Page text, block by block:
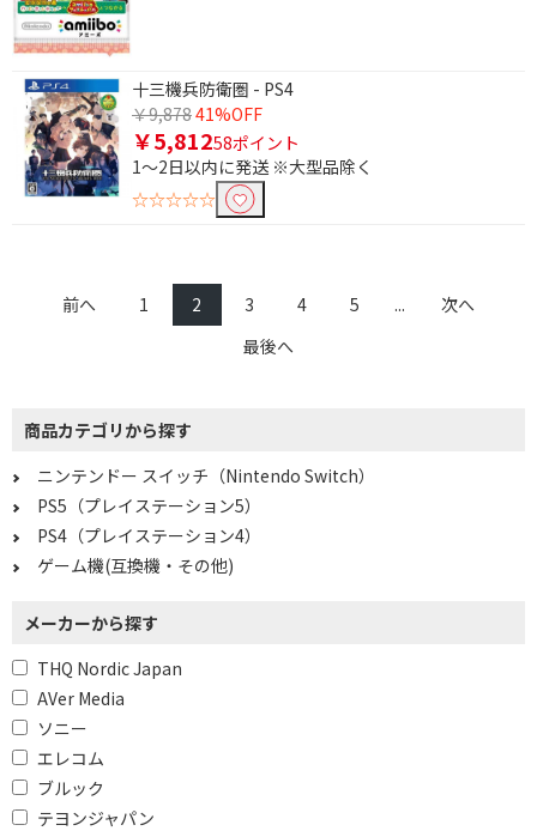
十三機兵防衛圏 - PS4
￥9,87841%OFF
￥5,81258ポイント
1～2日以内に発送 ※大型品除く
☆☆☆☆☆
前へ 1 2 3 4 5 ...
次へ
最後へ
商品カテゴリから探す
ニンテンドー スイッチ（Nintendo Switch）
PS5（プレイステーション5）
PS4（プレイステーション4）
ゲーム機(互換機・その他)
メーカーから探す
THQ Nordic Japan
AVer Media
ソニー
エレコム
ブルック
テヨンジャパン